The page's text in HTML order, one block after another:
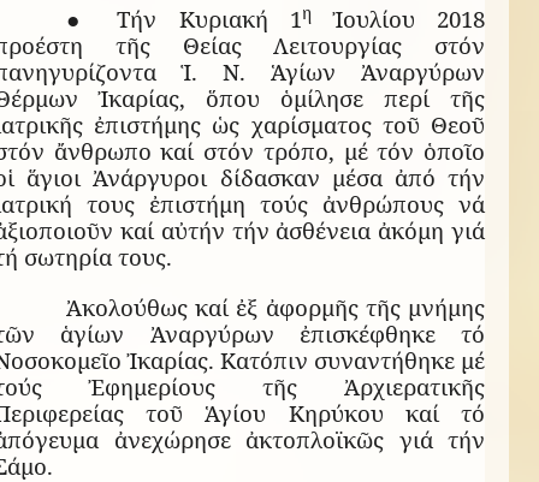
● Τήν Κυριακή 1ηἸουλίου 2018
τῆς Θείας Λειτουργίας στόν
Ἱ. Ν. Ἁγίων Ἀναργύρων
Ἰκαρίας, ὅπου ὁμίλησε περί τῆς
ἐπιστήμης ὡς χαρίσματος τοῦ Θεοῦ
ἄνθρωπο καί στόν τρόπο, μέ τόν ὁποῖο
ἅγιοι Ἀνάργυροι δίδασκαν μέσα ἀπό τήν
τους ἐπιστήμη τούς ἀνθρώπους νά
καί αὐτήν τήν ἀσθένεια ἀκόμη γιά
σωτηρία τους.
Ἀκολούθως καί ἐξ ἀφορμῆς τῆς μνήμης
ἁγίων Ἀναργύρων ἐπισκέφθηκε τό
Ἰκαρίας. Κατόπιν συναντήθηκε μέ
Ἐφημερίους τῆς Ἀρχιερατικῆς
τοῦ Ἁγίου Κηρύκου καί τό
ἀνεχώρησε ἀκτοπλοϊκῶς γιά τήν